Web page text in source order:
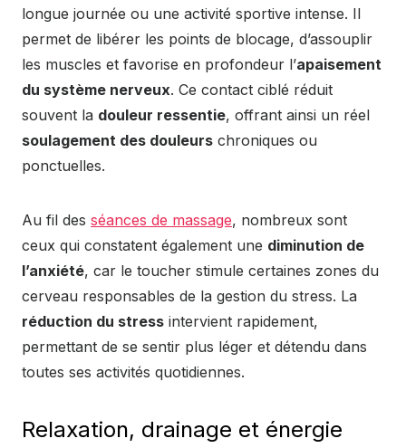
longue journée ou une activité sportive intense. Il
permet de libérer les points de blocage, d’assouplir
les muscles et favorise en profondeur l’apaisement
du système nerveux. Ce contact ciblé réduit
souvent la douleur ressentie, offrant ainsi un réel
soulagement des douleurs chroniques ou
ponctuelles.
Au fil des séances de massage, nombreux sont
ceux qui constatent également une diminution de
l’anxiété, car le toucher stimule certaines zones du
cerveau responsables de la gestion du stress. La
réduction du stress intervient rapidement,
permettant de se sentir plus léger et détendu dans
toutes ses activités quotidiennes.
Relaxation, drainage et énergie